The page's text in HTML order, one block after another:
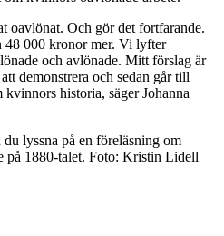
oavlönat. Och gör det fortfarande.
48 000 kronor mer. Vi lyfter
och avlönade. Mitt förslag är
demonstrera och sedan går till
kvinnors historia, säger Johanna
lyssna på en föreläsning om
på 1880-talet. Foto: Kristin Lidell